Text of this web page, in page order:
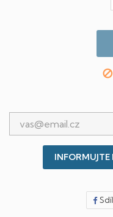

INFORMUJTE